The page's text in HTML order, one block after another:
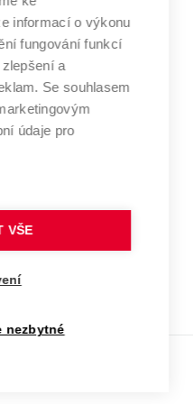
učení
technické
informací o výkonu
fungování funkcí
a
Se souhlasem
údaje pro
VŠE
nezbytné